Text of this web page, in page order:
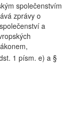
společenstvím
zprávy o
a
1 písm. e) a §